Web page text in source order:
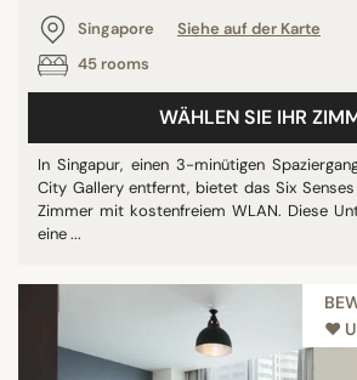
Singapore
Siehe auf der Karte
45 rooms
WÄHLEN SIE IHR
In Singapur, einen 3-minütigen
City Gallery entfernt, bietet das Six
Zimmer mit kostenfreiem WLAN. Diese
eine ...
♥︎